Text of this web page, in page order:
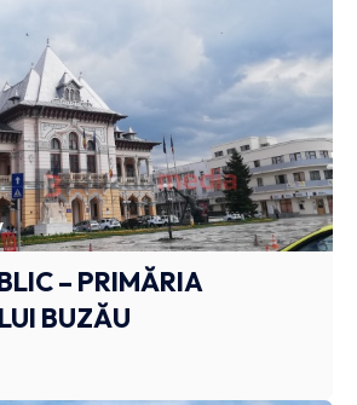
– PRIMĂRIA
BUZĂU